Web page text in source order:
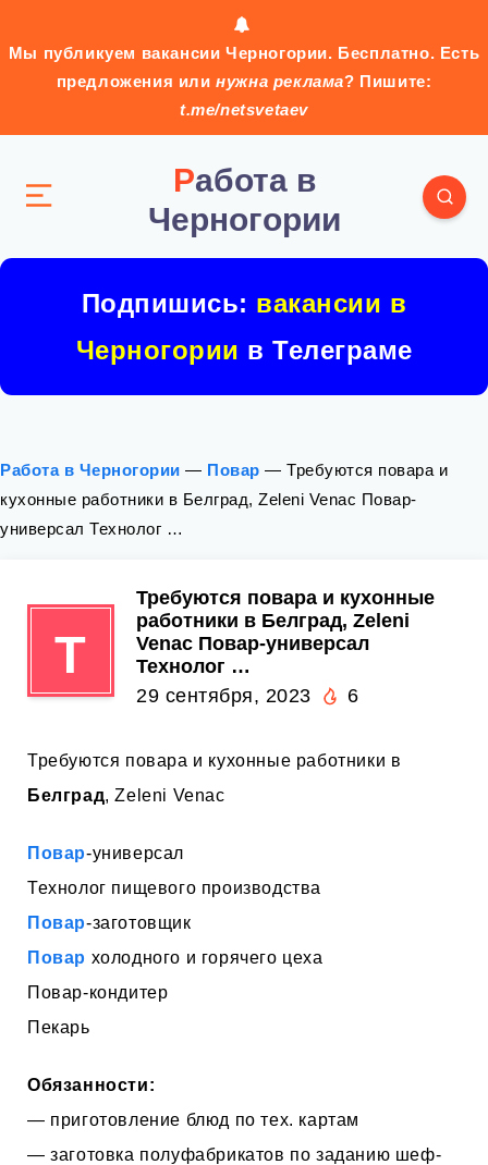
Мы публикуем вакансии Черногории. Бесплатно. Есть
предложения илинужна реклама? Пишите:
t.me/netsvetaev
Работа в
Черногории
Подпишись: вакансии в
Черногории в Телеграме
Работа в Черногории — Повар — Требуются повара и
кухонные работники в Белград, Zeleni Venac Повар-
универсал Технолог …
Т
Требуются повара и кухонные
работники в Белград, Zeleni
Venac Повар-универсал
Технолог …
29 сентября, 2023
6
Требуются повара и кухонные работники в
Белград, Zeleni Venac
Повар-универсал
Технолог пищевого производства
Повар-заготовщик
Повар холодного и горячего цеха
Повар-кондитер
Пекарь
Обязанности:
— приготовление блюд по тех. картам
— заготовка полуфабрикатов по заданию шеф-